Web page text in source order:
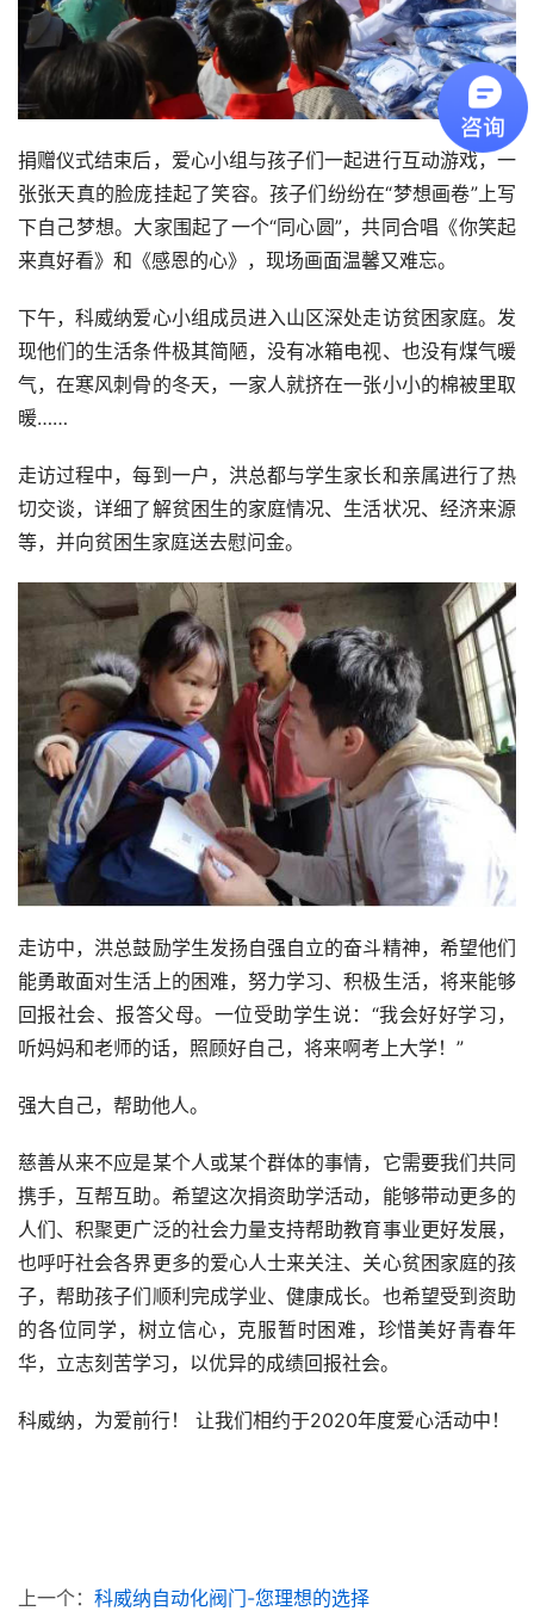
捐赠仪式结束后，爱心小组与孩子们一起进行互动游戏，一
张张天真的脸庞挂起了笑容。孩子们纷纷在“梦想画卷”上写
下自己梦想。大家围起了一个“同心圆”，共同合唱《你笑起
来真好看》和《感恩的心》，现场画面温馨又难忘。
下午，科威纳爱心小组成员进入山区深处走访贫困家庭。发
现他们的生活条件极其简陋，没有冰箱电视、也没有煤气暖
气，在寒风刺骨的冬天，一家人就挤在一张小小的棉被里取
暖……
走访过程中，每到一户，洪总都与学生家长和亲属进行了热
切交谈，详细了解贫困生的家庭情况、生活状况、经济来源
等，并向贫困生家庭送去慰问金。
走访中，洪总鼓励学生发扬自强自立的奋斗精神，希望他们
能勇敢面对生活上的困难，努力学习、积极生活，将来能够
回报社会、报答父母。一位受助学生说：“我会好好学习，
听妈妈和老师的话，照顾好自己，将来啊考上大学！”
强大自己，帮助他人。
慈善从来不应是某个人或某个群体的事情，它需要我们共同
携手，互帮互助。希望这次捐资助学活动，能够带动更多的
人们、积聚更广泛的社会力量支持帮助教育事业更好发展，
也呼吁社会各界更多的爱心人士来关注、关心贫困家庭的孩
子，帮助孩子们顺利完成学业、健康成长。也希望受到资助
的各位同学，树立信心，克服暂时困难，珍惜美好青春年
华，立志刻苦学习，以优异的成绩回报社会。
科威纳，为爱前行！ 让我们相约于2020年度爱心活动中！
上一个： 科威纳自动化阀门-您理想的选择